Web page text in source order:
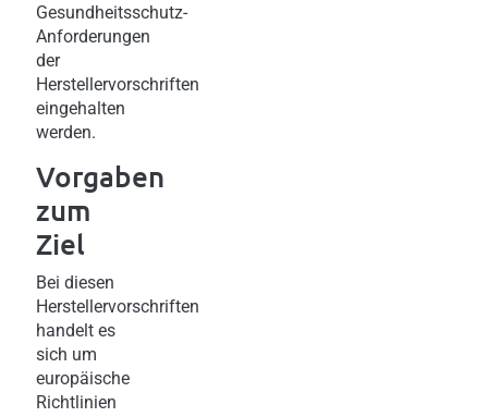
Gesundheitsschutz-
Anforderungen
der
Herstellervorschriften
eingehalten
werden.
Vorgaben
zum
Ziel
Bei diesen
Herstellervorschriften
handelt es
sich um
europäische
Richtlinien